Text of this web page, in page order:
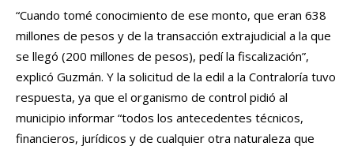
“Cuando tomé conocimiento de ese monto, que eran 638
millones de pesos y de la transacción extrajudicial a la que
se llegó (200 millones de pesos), pedí la fiscalización”,
explicó Guzmán. Y la solicitud de la edil a la Contraloría tuvo
respuesta, ya que el organismo de control pidió al
municipio informar “todos los antecedentes técnicos,
financieros, jurídicos y de cualquier otra naturaleza que